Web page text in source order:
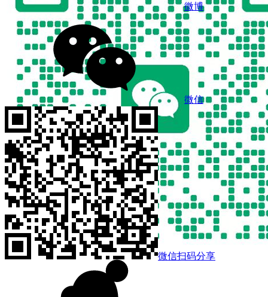
微博
微信
微信扫码分享